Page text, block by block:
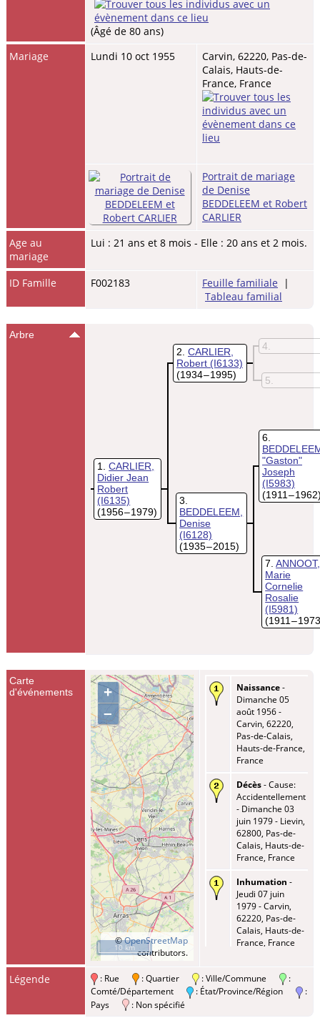
(Âgé de 80 ans)
Mariage
Lundi 10 oct 1955
Carvin, 62220, Pas-de-
Calais, Hauts-de-
France, France
Portrait de mariage
de Denise
BEDDELEEM et Robert
CARLIER
Age au
mariage
Lui : 21 ans et 8 mois - Elle : 20 ans et 2 mois.
ID Famille F002183 Feuille familiale |
Tableau familial
Arbre
1
CARLIER,
Didier Jean
Robert
(I6135)
(1956 – 1979)
2 CARLIER,
Robert (I6133)
(1934 – 1995)
4
5
3
BEDDELEEM,
Denise
(I6128)
(1935 – 2015)
6
"Gaston"
Joseph
(I5983)
(1911 –
7 ANNOOT,
Marie
Cornelie
Rosalie
(I5981)
(1911 –
Carte
d'événements
+
–
©OpenStreetMap
contributors.
10 km
Naissance-
Dimanche 05
août 1956 -
Carvin, 62220,
Pas-de-Calais,
Hauts-de-France,
France
Décès- Cause:
Accidentellement
- Dimanche 03
juin 1979 - Lievin,
62800, Pas-de-
Calais, Hauts-de-
France, France
Inhumation -
Jeudi 07 juin
1979 - Carvin,
62220, Pas-de-
Calais, Hauts-de-
France, France
Légende : Rue : Quartier : Ville/Commune
:
Comté/Département
: État/Province/Région
:
Pays
: Non spécifié